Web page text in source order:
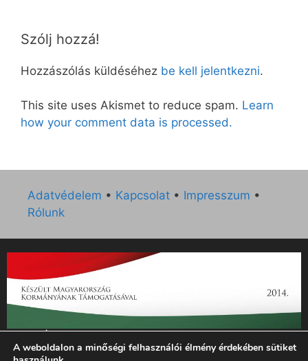
Szólj hozzá!
Hozzászólás küldéséhez be kell jelentkezni.
This site uses Akismet to reduce spam. Learn
how your comment data is processed.
Adatvédelem • Kapcsolat • Impresszum •
Rólunk
„Az Új Ember katolikus hetilap 2014. évi működésének
támogatását az EGYH-KCP-14-P-0121 sz. támogatási
A weboldalon a minőségi felhasználói élmény érdekében sütiket